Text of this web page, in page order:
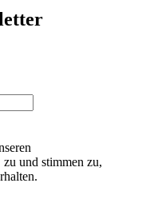
zu und stimmen zu,